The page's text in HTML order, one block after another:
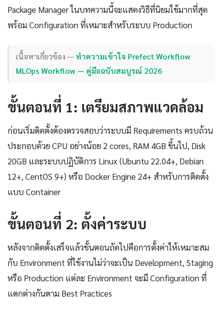
Package Manager ในบทความนี้จะแสดงวิธีที่นิยมใช้มากที่สุด
พร้อม Configuration ที่เหมาะสำหรับระบบ Production
เนื้อหาเกี่ยวข้อง — ทำความเข้าใจ Prefect Workflow
MLOps Workflow — คู่มือฉบับสมบูรณ์ 2026
ขั้นตอนที่ 1: เตรียมสภาพแวดล้อม
ก่อนเริ่มติดตั้งต้องตรวจสอบว่าระบบมี Requirements ครบถ้วน
ประกอบด้วย CPU อย่างน้อย 2 cores, RAM 4GB ขึ้นไป, Disk
20GB และระบบปฏิบัติการ Linux (Ubuntu 22.04+, Debian
12+, CentOS 9+) หรือ Docker Engine 24+ สำหรับการติดตั้ง
แบบ Container
ขั้นตอนที่ 2: ตั้งค่าระบบ
หลังจากติดตั้งเสร็จแล้วขั้นตอนถัดไปคือการตั้งค่าให้เหมาะสม
กับ Environment ที่ใช้งานไม่ว่าจะเป็น Development, Staging
หรือ Production แต่ละ Environment จะมี Configuration ที่
แตกต่างกันตาม Best Practices